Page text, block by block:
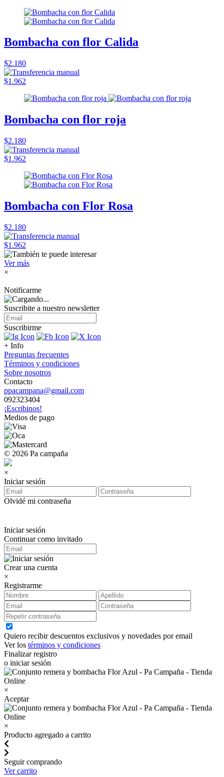
Bombacha con flor Calida
$2.180
$1.962
Bombacha con flor roja
$2.180
$1.962
Bombacha con Flor Rosa
$2.180
$1.962
Ver más
×
Notificarme
Suscribite a nuestro newsletter
Suscribirme
+ Info
Preguntas frecuentes
Términos y condiciones
Sobre nosotros
Contacto
ppacampana@gmail.com
092323404
¡Escribinos!
Medios de pago
© 2026 Pa campaña
×
Iniciar sesión
Olvidé mi contraseña
Iniciar sesión
Continuar como invitado
Crear una cuenta
×
Registrarme
Quiero recibir descuentos exclusivos y novedades por email
Ver los términos y condiciones
Finalizar registro
o iniciar sesión
×
Aceptar
×
Producto agregado a carrito
Seguir comprando
Ver carrito